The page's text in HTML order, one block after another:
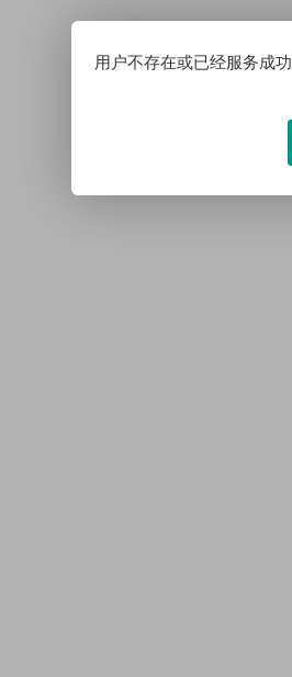
用户不存在或已经服务成功